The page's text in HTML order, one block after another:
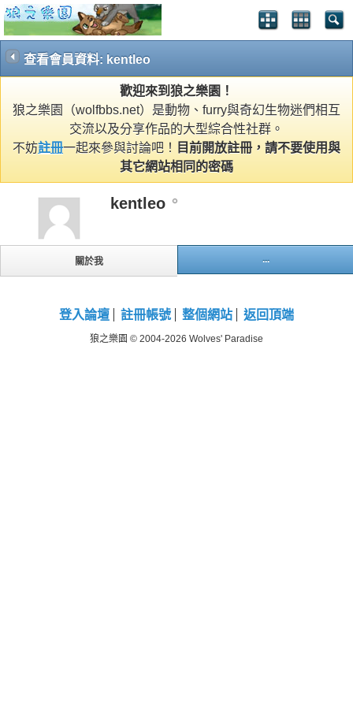
查看會員資料: kentleo
歡迎來到狼之樂園！
狼之樂園（wolfbbs.net）是動物、furry與奇幻生物迷們相互
交流以及分享作品的大型綜合性社群。
不妨註冊一起來參與討論吧！
目前開放註冊，請不要使用與
其它網站相同的密碼
kentleo
關於我 ...
登入論壇 註冊帳號 整個網站 返回頂端
狼之樂園 © 2004-2026 Wolves' Paradise